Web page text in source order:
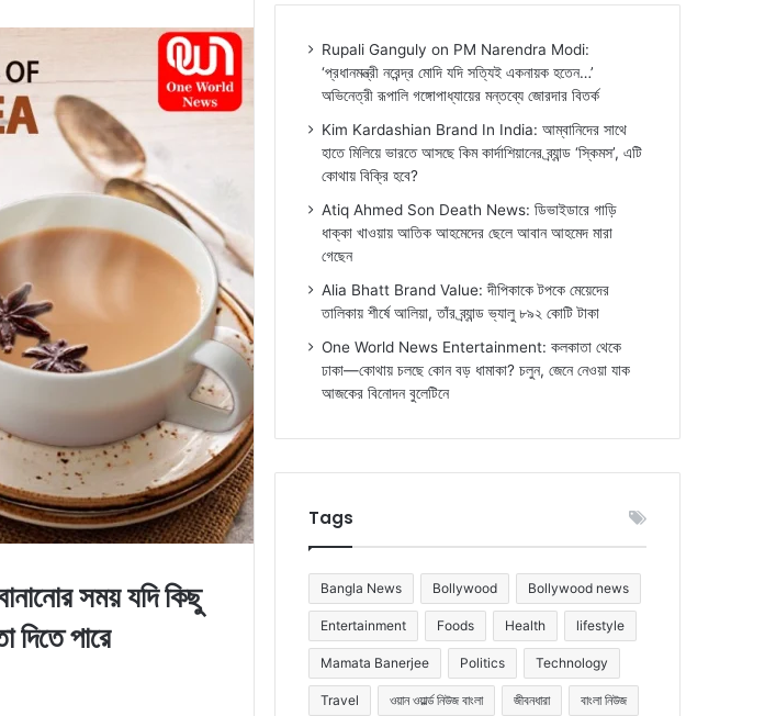
সময় যদি কিছু
দিতে পারে
Rupali Ganguly on PM Narendra Modi:
‘প্রধানমন্ত্রী নরেন্দ্র মোদি যদি সত্যিই একনায়ক হতেন…’
অভিনেত্রী রূপালি গঙ্গোপাধ্যায়ের মন্তব্যে জোরদার বিতর্ক
Kim Kardashian Brand In India: আম্বানিদের সাথে
হাতে মিলিয়ে ভারতে আসছে কিম কার্দাশিয়ানের ব্র্যান্ড ‘স্কিমস’, এটি
কোথায় বিক্রি হবে?
Atiq Ahmed Son Death News: ডিভাইডারে গাড়ি
ধাক্কা খাওয়ায় আতিক আহমেদের ছেলে আবান আহমেদ মারা
গেছেন
Alia Bhatt Brand Value: দীপিকাকে টপকে মেয়েদের
তালিকায় শীর্ষে আলিয়া, তাঁর ব্র্যান্ড ভ্যালু ৮৯২ কোটি টাকা
One World News Entertainment: কলকাতা থেকে
ঢাকা—কোথায় চলছে কোন বড় ধামাকা? চলুন, জেনে নেওয়া যাক
আজকের বিনোদন বুলেটিনে
Tags
Bangla News Bollywood Bollywood news
Entertainment Foods Health lifestyle
Mamata Banerjee Politics Technology
Travel ওয়ান ওয়ার্ল্ড নিউজ বাংলা জীবনধারা বাংলা নিউজ